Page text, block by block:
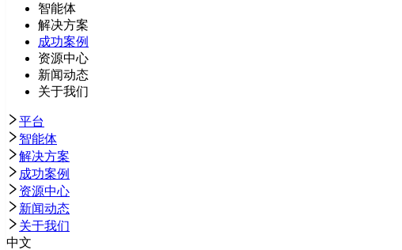
智能体
解决方案
成功案例
资源中心
新闻动态
关于我们
平台
智能体
解决方案
成功案例
资源中心
新闻动态
关于我们
中文